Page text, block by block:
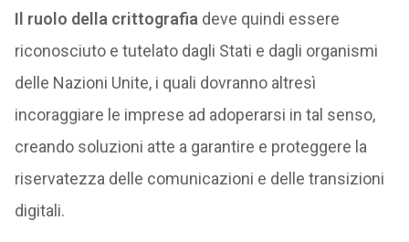
Il ruolo della crittografia deve quindi essere
riconosciuto e tutelato dagli Stati e dagli organismi
delle Nazioni Unite, i quali dovranno altresì
incoraggiare le imprese ad adoperarsi in tal senso,
creando soluzioni atte a garantire e proteggere la
riservatezza delle comunicazioni e delle transizioni
digitali.